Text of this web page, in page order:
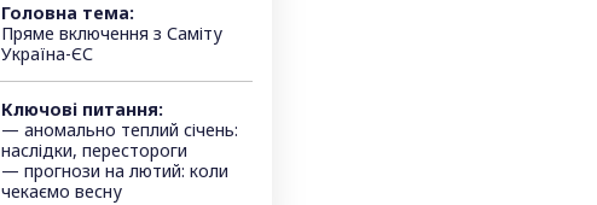
Головна тема:
Пряме включення з Саміту
Україна-ЄС
Ключові питання:
— аномально теплий січень:
наслідки, перестороги
— прогнози на лютий: коли
чекаємо весну